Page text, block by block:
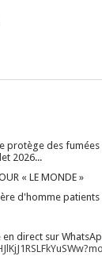
protège des fumées
2026...
« LE MONDE »
d'homme patients
direct sur